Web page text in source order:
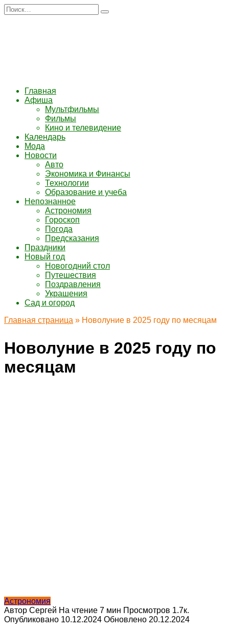
Перейти
к
Search
for:
Главная
Афиша
Мультфильмы
Фильмы
Кино и телевидение
Календарь
Мода
Новости
Авто
Экономика и Финансы
Технологии
Образование и учеба
Непознанное
Астрономия
Гороскоп
Погода
Предсказания
Праздники
Новый год
Новогодний стол
Путешествия
Поздравления
Украшения
Сад и огород
Главная страница » Новолуние в 2025 году по месяцам
Новолуние в 2025 году по
месяцам
Астрономия
Автор Сергей На чтение 7 мин Просмотров 1.7к.
Опубликовано 10.12.2024 Обновлено 20.12.2024